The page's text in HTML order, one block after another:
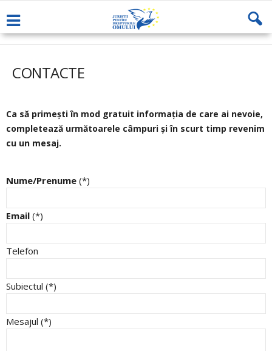
CONTACTE
Ca să primești în mod gratuit informația de care ai nevoie,
completează următoarele câmpuri și în scurt timp revenim
cu un mesaj.
Nume/Prenume (*)
Email (*)
Telefon
Subiectul (*)
Mesajul (*)